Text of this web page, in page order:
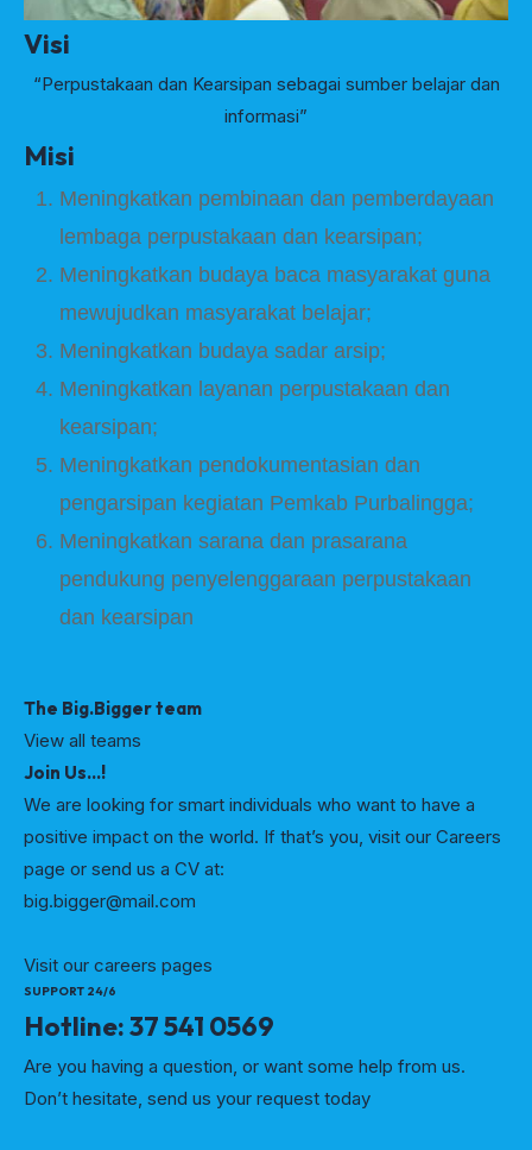
Visi
“Perpustakaan dan Kearsipan sebagai sumber belajar dan
informasi”
Misi
Meningkatkan pembinaan dan pemberdayaan
lembaga perpustakaan dan kearsipan;
Meningkatkan budaya baca masyarakat guna
mewujudkan masyarakat belajar;
Meningkatkan budaya sadar arsip;
Meningkatkan layanan perpustakaan dan
kearsipan;
Meningkatkan pendokumentasian dan
pengarsipan kegiatan Pemkab Purbalingga;
Meningkatkan sarana dan prasarana
pendukung penyelenggaraan perpustakaan
dan kearsipan
The Big.Bigger team
View all teams
Join Us…!
We are looking for smart individuals who want to have a
positive impact on the world. If that’s you, visit our Careers
page or send us a CV at:
big.bigger@mail.com
Visit our careers pages
SUPPORT 24/6
Hotline: 37 541 0569
Are you having a question, or want some help from us.
Don’t hesitate, send us your request today